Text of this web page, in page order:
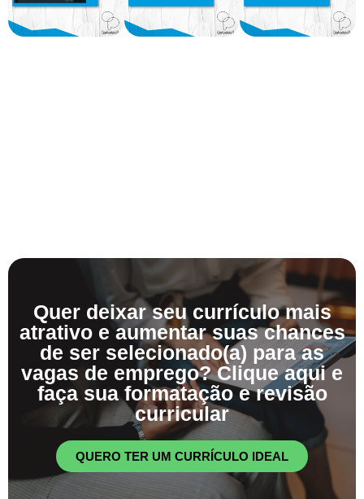
Quer deixar seu currículo mais
atrativo e aumentar suas chances
de ser selecionado(a) para as
vagas de emprego? Clique aqui e
faça sua formatação e revisão
curricular
QUERO TER UM CURRÍCULO IDEAL